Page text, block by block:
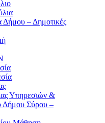
– Δημοτικές
Υπηρεσιών &
Δήμου Σύρου –